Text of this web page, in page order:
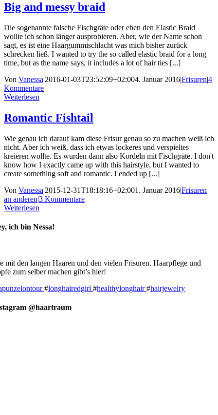
Big and messy braid
Die sogenannte falsche Fischgräte oder eben den Elastic Braid
wollte ich schon länger ausprobieren. Aber, wie der Name schon
sagt, es ist eine Haargummischlacht was mich bisher zurück
schrecken ließ. I wanted to try the so called elastic braid for a long
time, but as the name says, it includes a lot of hair ties [...]
Von Vanessa|2016-01-03T23:52:09+02:004. Januar 2016|Frisuren|4
Kommentare
Weiterlesen
Romantic Fishtail
Wie genau ich darauf kam diese Frisur genau so zu machen weiß ich
nicht. Aber ich weiß, dass ich etwas lockeres und verspieltes
kreieren wollte. Es wurden dann also Kordeln mit Fischgräte. I don't
know how I exactly came up with this hairstyle, but I wanted to
create something soft and romantic. I ended up [...]
Von Vanessa|2015-12-31T18:18:16+02:001. Januar 2016|Frisuren
an anderen|3 Kommentare
Weiterlesen
ich bin Nessa!
mit den langen Haaren und den vielen Frisuren. Haarpflege und
zum selber machen gibt’s hier!
#longhairedgirl #healthylonghair#hairjewelry
@haartraum